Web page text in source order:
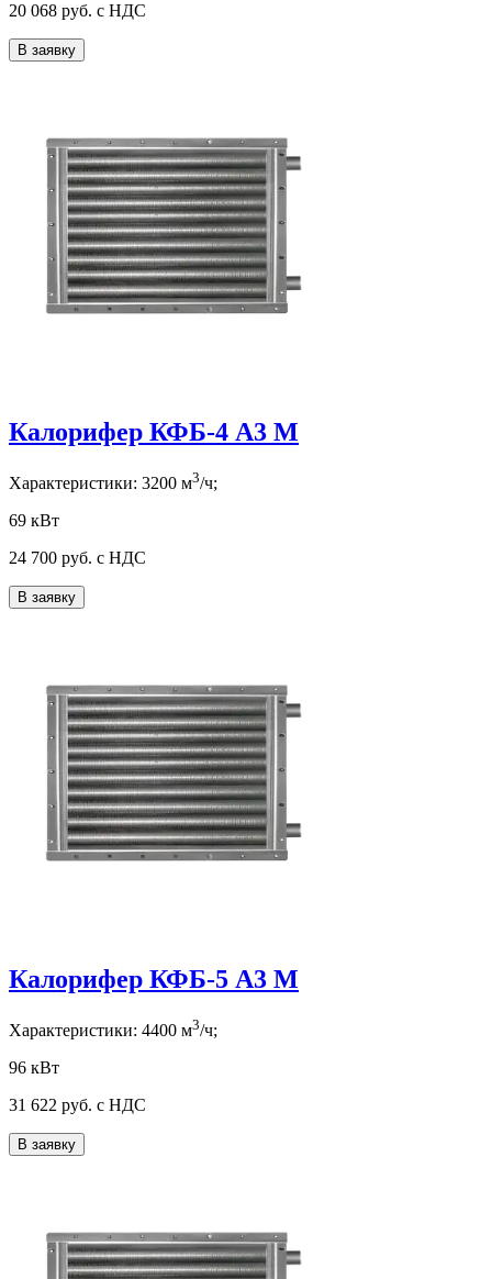
20 068 руб. с НДС
В заявку
Калорифер КФБ-4 А3 М
Характеристики: 3200 м3/ч;
69 кВт
24 700 руб. с НДС
В заявку
Калорифер КФБ-5 А3 М
Характеристики: 4400 м3/ч;
96 кВт
31 622 руб. с НДС
В заявку